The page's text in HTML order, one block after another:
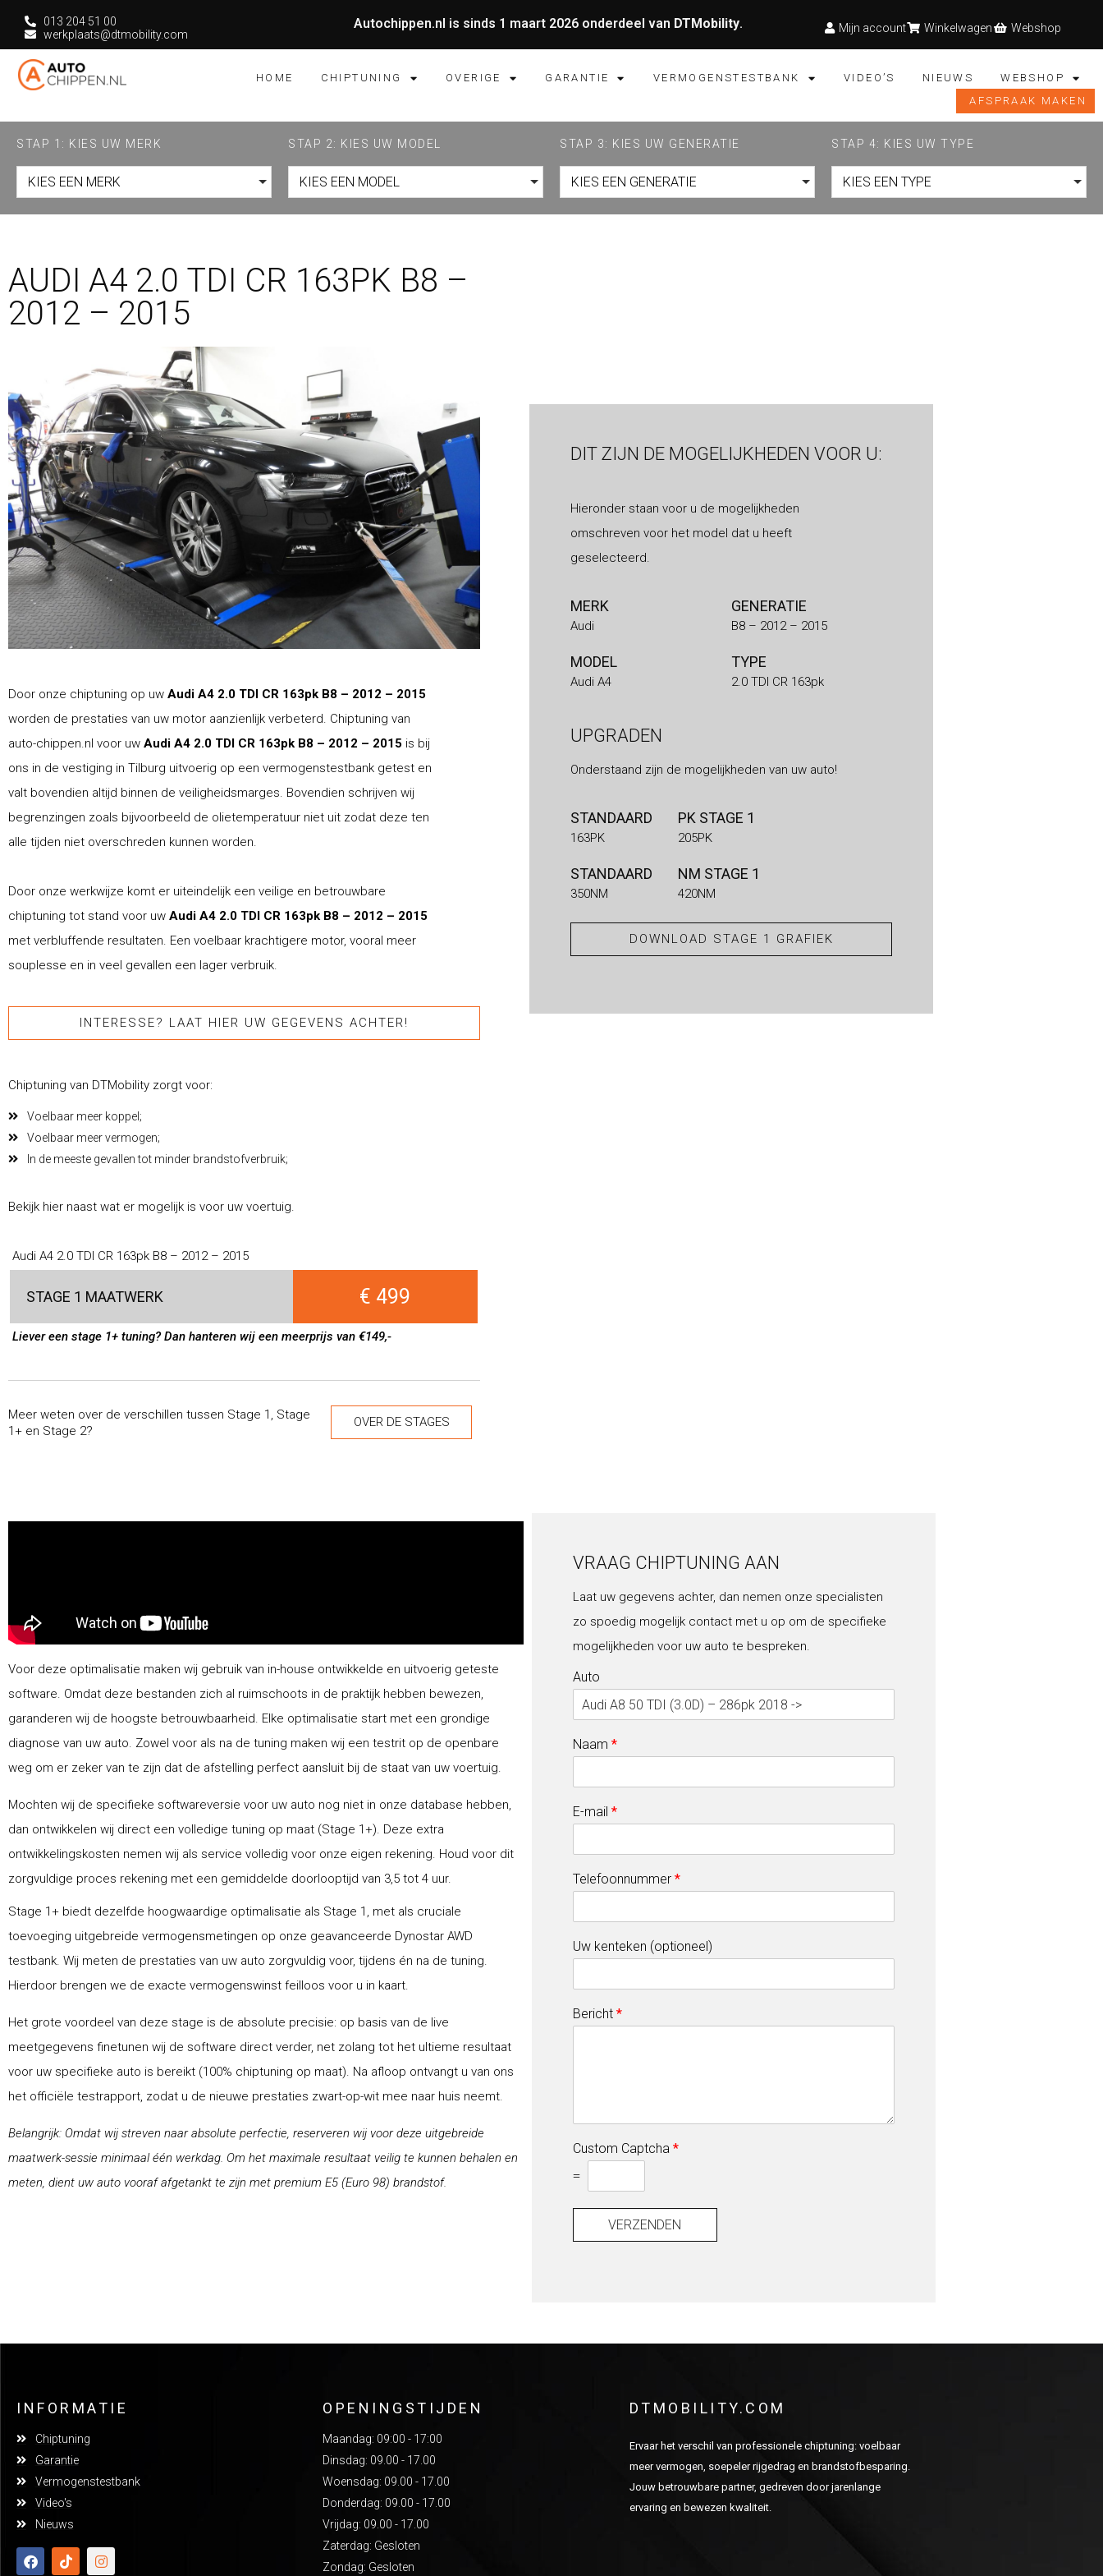
013 204 51 00
werkplaats@dtmobility.com
Autochippen.nl is sinds 1 maart 2026 onderdeel van DTMobility. Mijn account Winkelwagen Webshop
HOME CHIPTUNING OVERIGE GARANTIE VERMOGENSTESTBANK VIDEO’S NIEUWS
WEBSHOP
AFSPRAAK MAKEN
STAP 1: KIES UW MERK
KIES EEN MERK
STAP 2: KIES UW MODEL
KIES EEN MODEL
STAP 3: KIES UW GENERATIE
KIES EEN GENERATIE
STAP 4: KIES UW TYPE
KIES EEN TYPE
AUDI A4 2.0 TDI CR 163PK B8 –
2012 – 2015
Door onze chiptuning op uw Audi A4 2.0 TDI CR 163pk B8 – 2012 – 2015
worden de prestaties van uw motor aanzienlijk verbeterd. Chiptuning van
auto-chippen.nl voor uw Audi A4 2.0 TDI CR 163pk B8 – 2012 – 2015 is bij
ons in de vestiging in Tilburg uitvoerig op een vermogenstestbank getest en
valt bovendien altijd binnen de veiligheidsmarges. Bovendien schrijven wij
begrenzingen zoals bijvoorbeeld de olietemperatuur niet uit zodat deze ten
alle tijden niet overschreden kunnen worden.
Door onze werkwijze komt er uiteindelijk een veilige en betrouwbare
chiptuning tot stand voor uw Audi A4 2.0 TDI CR 163pk B8 – 2012 – 2015
met verbluffende resultaten. Een voelbaar krachtigere motor, vooral meer
souplesse en in veel gevallen een lager verbruik.
INTERESSE? LAAT HIER UW GEGEVENS ACHTER!
Chiptuning van DTMobility zorgt voor:
Voelbaar meer koppel;
Voelbaar meer vermogen;
In de meeste gevallen tot minder brandstofverbruik;
Bekijk hier naast wat er mogelijk is voor uw voertuig.
Audi A4 2.0 TDI CR 163pk B8 – 2012 – 2015
STAGE 1 MAATWERK € 499
Liever een stage 1+ tuning? Dan hanteren wij een meerprijs van €149,-
Meer weten over de verschillen tussen Stage 1, Stage
1+ en Stage 2?
OVER DE STAGES
DIT ZIJN DE MOGELIJKHEDEN VOOR U:
Hieronder staan voor u de mogelijkheden
omschreven voor het model dat u heeft
geselecteerd.
MERK
Audi
GENERATIE
B8 – 2012 – 2015
MODEL
Audi A4
TYPE
2.0 TDI CR 163pk
UPGRADEN
Onderstaand zijn de mogelijkheden van uw auto!
STANDAARD
163PK
PK STAGE 1
205PK
STANDAARD
350NM
NM STAGE 1
420NM
DOWNLOAD STAGE 1 GRAFIEK
Voor deze optimalisatie maken wij gebruik van in-house ontwikkelde en uitvoerig geteste
software. Omdat deze bestanden zich al ruimschoots in de praktijk hebben bewezen,
garanderen wij de hoogste betrouwbaarheid. Elke optimalisatie start met een grondige
diagnose van uw auto. Zowel voor als na de tuning maken wij een testrit op de openbare
weg om er zeker van te zijn dat de afstelling perfect aansluit bij de staat van uw voertuig.
Mochten wij de specifieke softwareversie voor uw auto nog niet in onze database hebben,
dan ontwikkelen wij direct een volledige tuning op maat (Stage 1+). Deze extra
ontwikkelingskosten nemen wij als service volledig voor onze eigen rekening. Houd voor dit
zorgvuldige proces rekening met een gemiddelde doorlooptijd van 3,5 tot 4 uur.
Stage 1+ biedt dezelfde hoogwaardige optimalisatie als Stage 1, met als cruciale
toevoeging uitgebreide vermogensmetingen op onze geavanceerde Dynostar AWD
testbank. Wij meten de prestaties van uw auto zorgvuldig voor, tijdens én na de tuning.
Hierdoor brengen we de exacte vermogenswinst feilloos voor u in kaart.
Het grote voordeel van deze stage is de absolute precisie: op basis van de live
meetgegevens finetunen wij de software direct verder, net zolang tot het ultieme resultaat
voor uw specifieke auto is bereikt (100% chiptuning op maat). Na afloop ontvangt u van ons
het officiële testrapport, zodat u de nieuwe prestaties zwart-op-wit mee naar huis neemt.
Belangrijk: Omdat wij streven naar absolute perfectie, reserveren wij voor deze uitgebreide
maatwerk-sessie minimaal één werkdag. Om het maximale resultaat veilig te kunnen behalen en
meten, dient uw auto vooraf afgetankt te zijn met premium E5 (Euro 98) brandstof.
VRAAG CHIPTUNING AAN
Laat uw gegevens achter, dan nemen onze specialisten
zo spoedig mogelijk contact met u op om de specifieke
mogelijkheden voor uw auto te bespreken.
Auto
Naam *
E-mail *
Telefoonnummer *
Uw kenteken (optioneel)
Bericht *
Custom Captcha *
=
VERZENDEN
INFORMATIE
Chiptuning
Garantie
Vermogenstestbank
Video's
Nieuws
OPENINGSTIJDEN
Maandag: 09:00 - 17:00
Dinsdag: 09.00 - 17.00
Woensdag: 09.00 - 17.00
Donderdag: 09.00 - 17.00
Vrijdag: 09.00 - 17.00
Zaterdag: Gesloten
Zondag: Gesloten
DTMOBILITY.COM
Ervaar het verschil van professionele chiptuning: voelbaar
meer vermogen, soepeler rijgedrag en brandstofbesparing.
Jouw betrouwbare partner, gedreven door jarenlange
ervaring en bewezen kwaliteit.